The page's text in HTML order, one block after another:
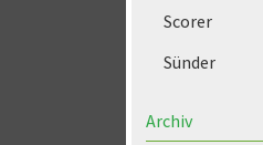
Scorer
Sünder
Archiv